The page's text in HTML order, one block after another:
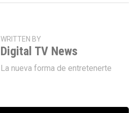
WRITTEN BY
Digital TV News
La nueva forma de entretenerte